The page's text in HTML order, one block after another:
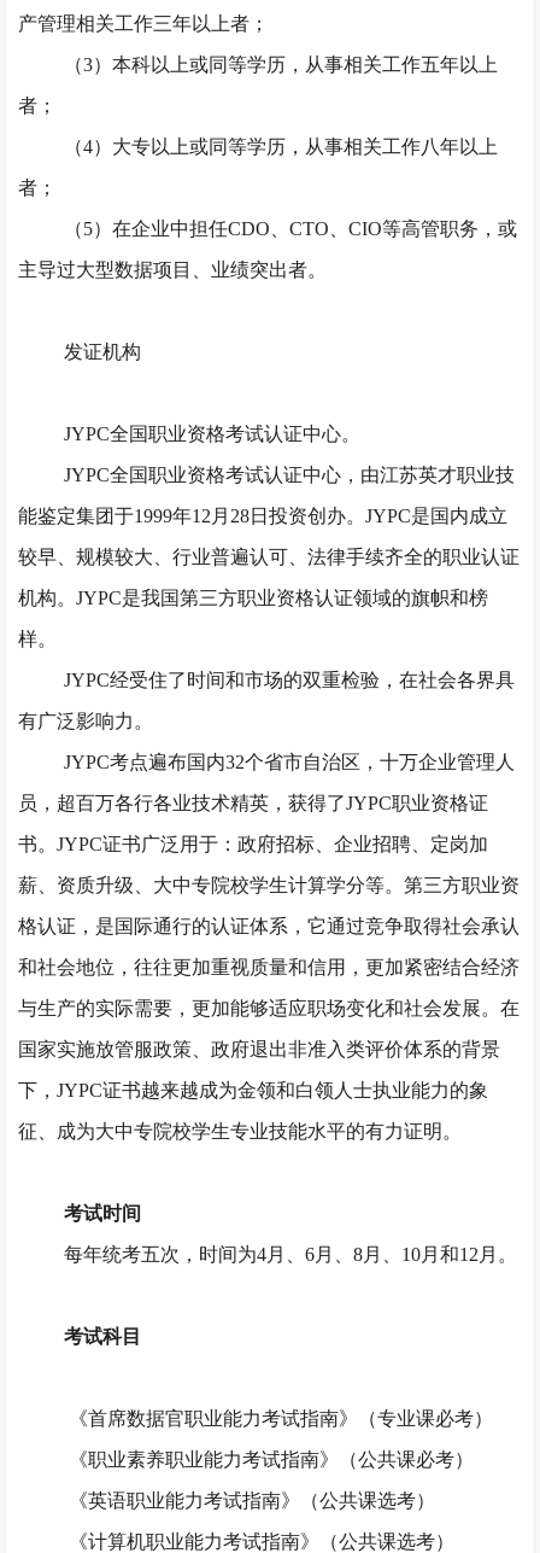
产管理相关工作三年以上者；
（3）本科以上或同等学历，从事相关工作五年以上
者；
（4）大专以上或同等学历，从事相关工作八年以上
者；
（5）在企业中担任CDO、CTO、CIO等高管职务，或
主导过大型数据项目、业绩突出者。
发证机构
JYPC全国职业资格考试认证中心。
JYPC全国职业资格考试认证中心，由江苏英才职业技
能鉴定集团于1999年12月28日投资创办。JYPC是国内成立
较早、规模较大、行业普遍认可、法律手续齐全的职业认证
机构。JYPC是我国第三方职业资格认证领域的旗帜和榜
样。
JYPC经受住了时间和市场的双重检验，在社会各界具
有广泛影响力。
JYPC考点遍布国内32个省市自治区，十万企业管理人
员，超百万各行各业技术精英，获得了JYPC职业资格证
书。JYPC证书广泛用于：政府招标、企业招聘、定岗加
薪、资质升级、大中专院校学生计算学分等。第三方职业资
格认证，是国际通行的认证体系，它通过竞争取得社会承认
和社会地位，往往更加重视质量和信用，更加紧密结合经济
与生产的实际需要，更加能够适应职场变化和社会发展。在
国家实施放管服政策、政府退出非准入类评价体系的背景
下，JYPC证书越来越成为金领和白领人士执业能力的象
征、成为大中专院校学生专业技能水平的有力证明。
考试时间
每年统考五次，时间为4月、6月、8月、10月和12月。
考试科目
《首席数据官职业能力考试指南》（专业课必考）
《职业素养职业能力考试指南》（公共课必考）
《英语职业能力考试指南》（公共课选考）
《计算机职业能力考试指南》（公共课选考）